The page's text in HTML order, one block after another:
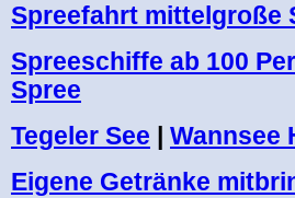
Spreefahrt mittelgroße
Spreeschiffe ab 100
Spree
Tegeler See
Wannsee
Eigene Getränke